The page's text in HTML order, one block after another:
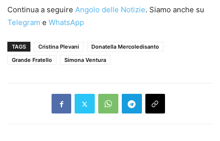
Continua a seguire Angolo delle Notizie. Siamo anche su
Telegram e WhatsApp
TAGS Cristina Plevani
Donatella Mercoledisanto
Grande Fratello
Simona Ventura